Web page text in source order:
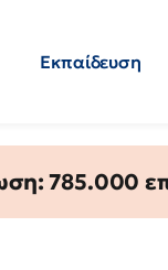
Εκπαίδευση
785.000